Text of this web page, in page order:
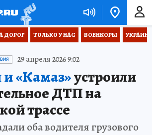
ДОРОГ ТОЛЬКО У НАС ВОЕНКОРЫ
29 апреля 2026 9:02
«Камаз»устроили
ДТП на
трассе
оба водителя грузового